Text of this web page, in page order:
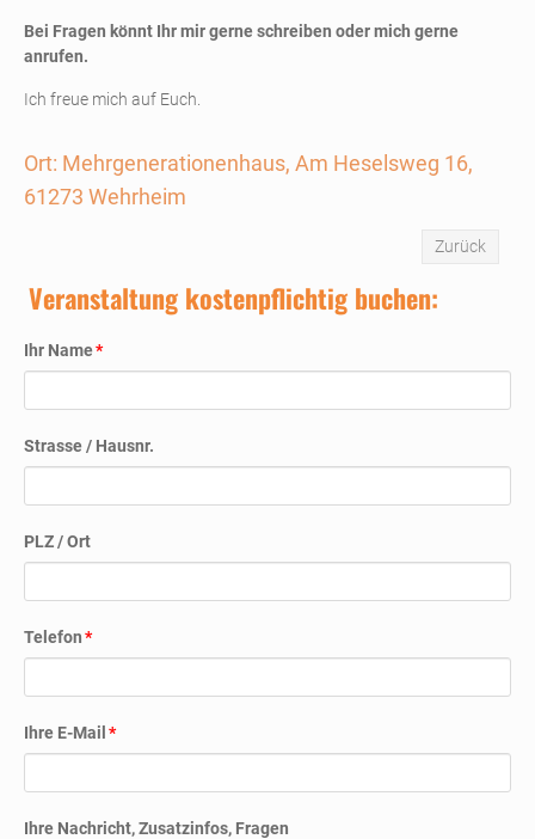
Bei Fragen könnt Ihr mir gerne schreiben oder mich gerne
anrufen.
Ich freue mich auf Euch.
Ort: Mehrgenerationenhaus, Am Heselsweg 16,
61273 Wehrheim
Zurück
Veranstaltung kostenpflichtig buchen:
Pflichtfeld
Ihr Name*
Strasse / Hausnr.
PLZ / Ort
Pflichtfeld
Telefon*
Pflichtfeld
Ihre E-Mail *
Ihre Nachricht, Zusatzinfos, Fragen